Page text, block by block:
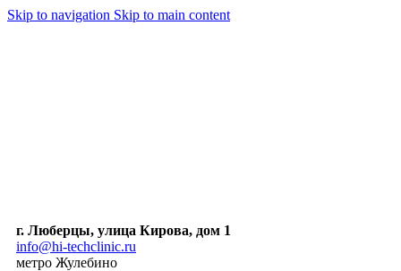
Skip to navigation Skip to main content
г. Люберцы, улица Кирова, дом 1
info@hi-techclinic.ru
метро Жулебино